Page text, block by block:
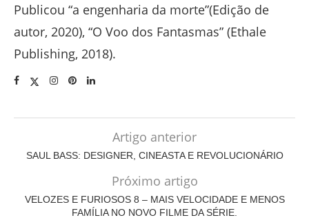
Publicou “a engenharia da morte”(Edição de
autor, 2020), “O Voo dos Fantasmas” (Ethale
Publishing, 2018).
Artigo anterior
SAUL BASS: DESIGNER, CINEASTA E REVOLUCIONÁRIO
Próximo artigo
VELOZES E FURIOSOS 8 – MAIS VELOCIDADE E MENOS
FAMÍLIA NO NOVO FILME DA SÉRIE.